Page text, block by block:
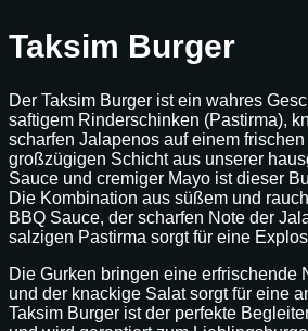
Taksim Burger
Der Taksim Burger ist ein wahres
saftigem Rinderschinken (Pastirma),
scharfen Jalapenos auf einem
großzügigen Schicht aus unserer
Sauce und cremiger Mayo ist dieser
Die Kombination aus süßem und
BBQ Sauce, der scharfen Note der
salzigen Pastirma sorgt für eine
Die Gurken bringen eine erfrischende
und der knackige Salat sorgt für eine
Taksim Burger ist der perfekte